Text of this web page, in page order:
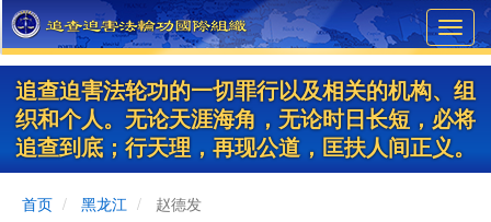
Skip
to
main
content
追查迫害法轮功的一切罪行以及相关的机构、组
织和个人。无论天涯海角，无论时日长短，必将
追查到底；行天理，再现公道，匡扶人间正义。
首页 黑龙江 赵德发